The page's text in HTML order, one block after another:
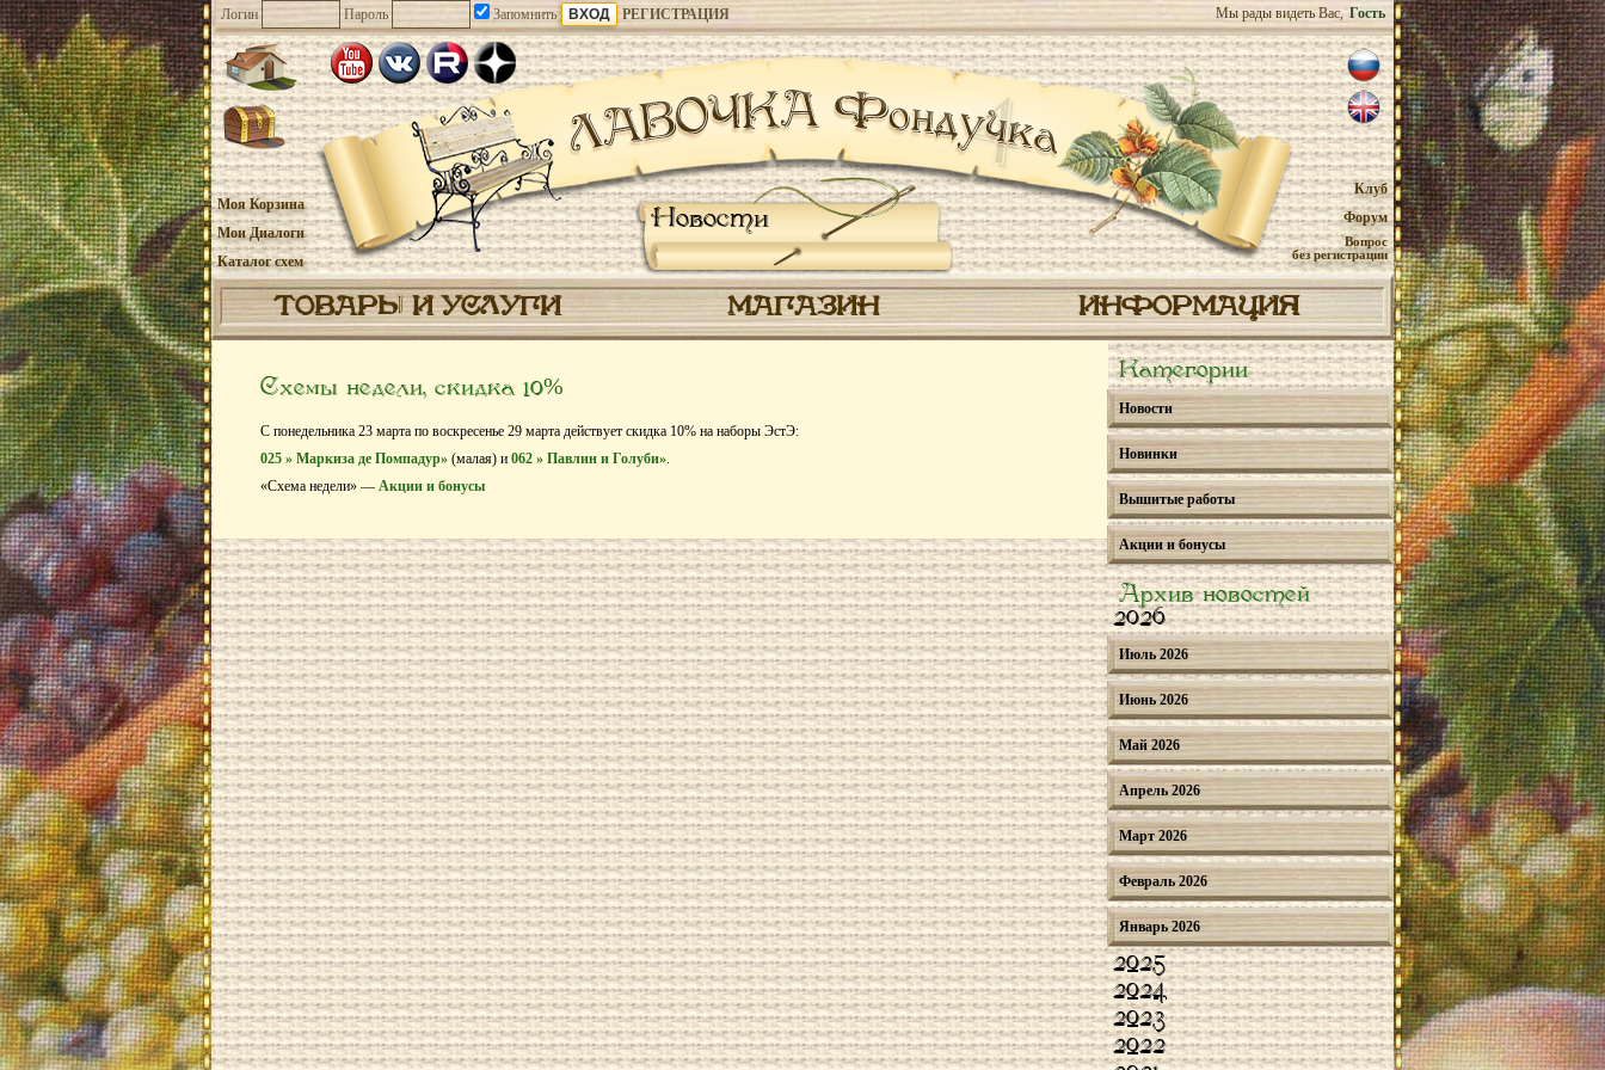
Логин Пароль Запомнить РЕГИСТРАЦИЯ Мы рады видеть Вас, Гость
Новости
Моя Корзина
Мои Диалоги
Каталог схем
Клуб
Форум
Вопрос
без регистрации
ТОВАРЫ И УСЛУГИ МАГАЗИН ИНФОРМАЦИЯ
Схемы недели, скидка 10%
С понедельника 23 марта по воскресенье 29 марта действует скидка 10% на наборы ЭстЭ:
025 » Маркиза де Помпадур» (малая) и 062 » Павлин и Голуби».
«Схема недели» — Акции и бонусы
Категории
Новости
Новинки
Вышитые работы
Акции и бонусы
Архив новостей
2026
Июль 2026
Июнь 2026
Май 2026
Апрель 2026
Март 2026
Февраль 2026
Январь 2026
2025
2024
2023
2022